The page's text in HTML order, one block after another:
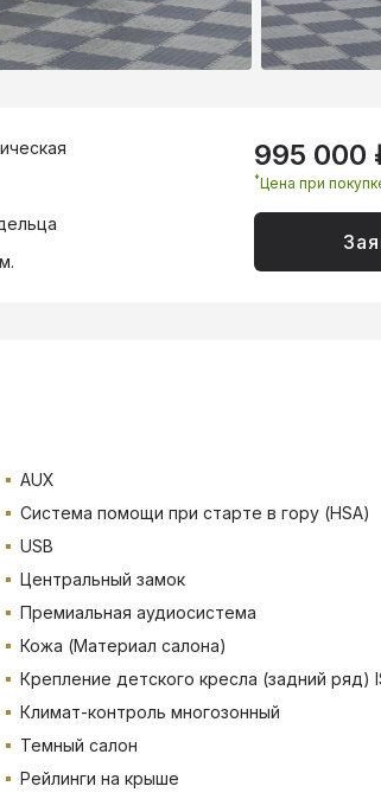
995 000
*Цена при
AUX
Система помощи при старте в гору (HSA)
USB
Центральный замок
Премиальная аудиосистема
Кожа (Материал салона)
Крепление детского кресла (задний ряд)
Климат-контроль многозонный
Темный салон
Рейлинги на крыше